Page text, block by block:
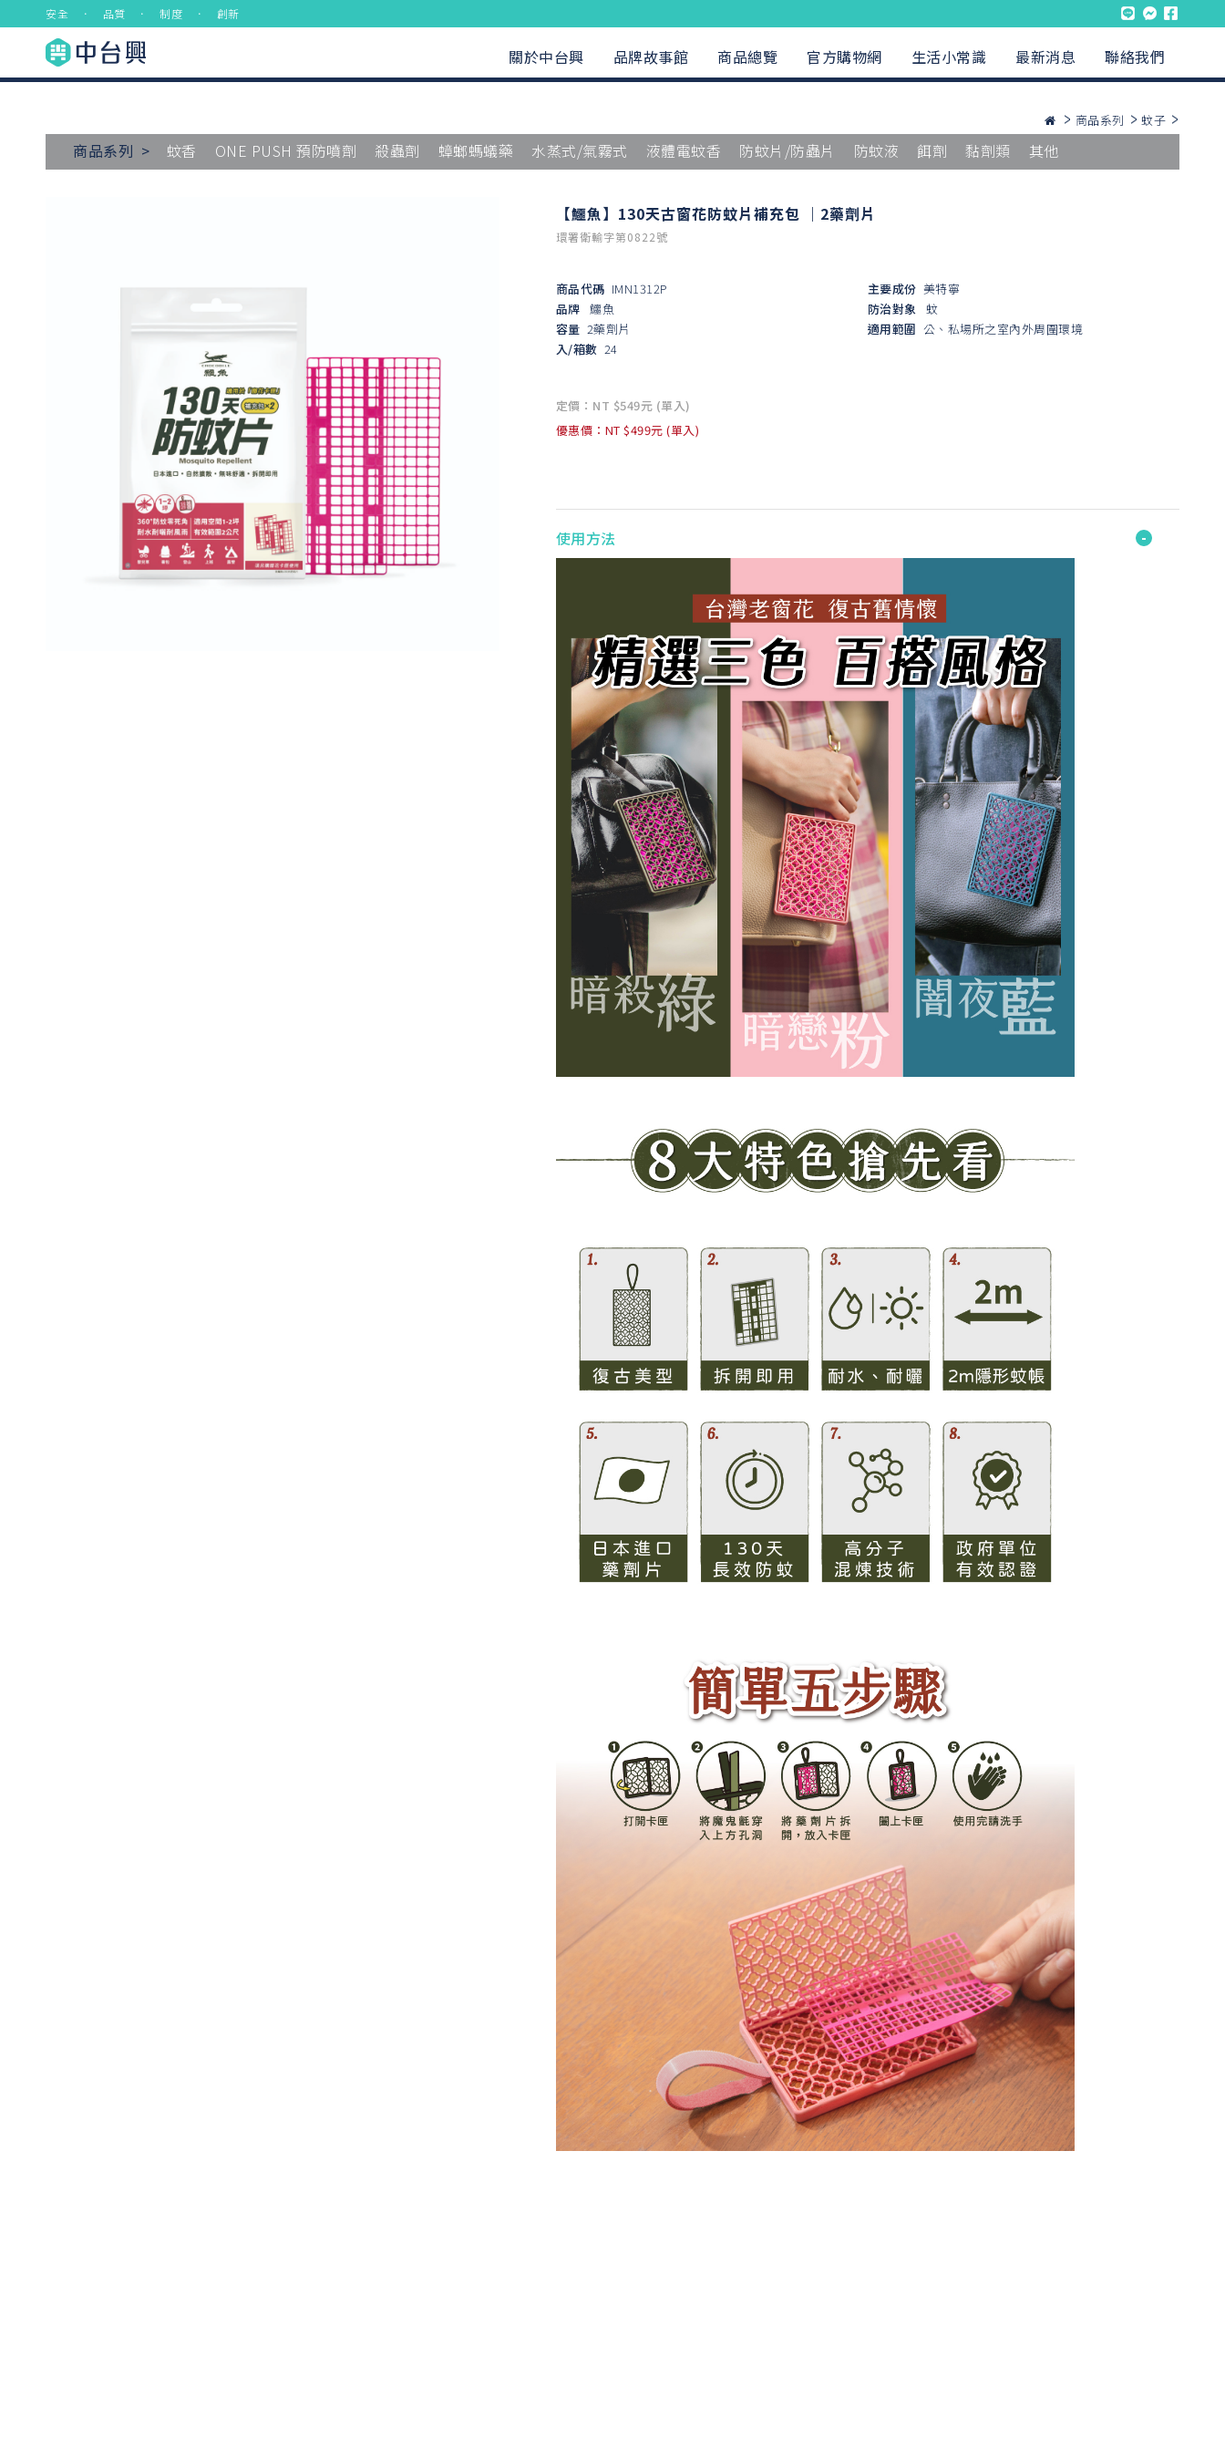
安全 ． 品質 ． 制度 ． 創新
關於中台興 品牌故事館 商品總覽 官方購物網 生活小常識 最新消息 聯絡我們
商品系列 蚊子
商品系列 > 蚊香 ONE PUSH 預防噴劑 殺蟲劑 蟑螂螞蟻藥 水蒸式/氣霧式 液體電蚊香 防蚊片/防蟲片 防蚊液 餌劑 黏劑類 其他
【鱷魚】130天古窗花防蚊片補充包 ｜2藥劑片
環署衛輸字第0822號
商品代碼 IMN1312P
品牌 鱷魚
容量 2藥劑片
入/箱數 24
主要成份 美特寧
防治對象
蚊
適用範圍 公、私場所之室內外周圍環境
定價：NT $549元 (單入)
優惠價：NT $499元 (單入)
使用方法